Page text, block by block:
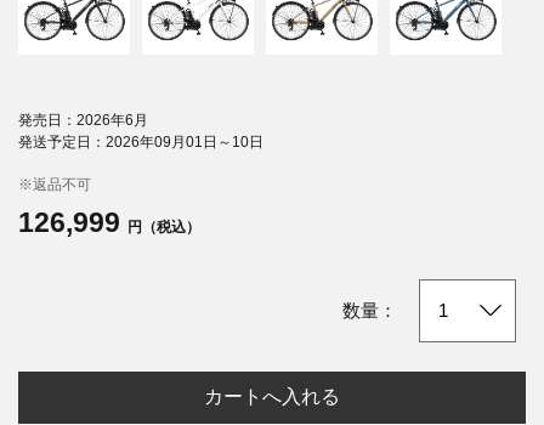
発売日：2026年6月
発送予定日：2026年09月01日～10日
※返品不可
126,999 円（税込）
数量：
カートへ入れる